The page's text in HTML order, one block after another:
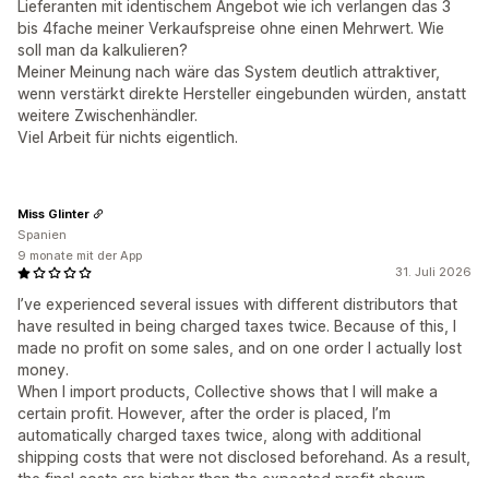
Lieferanten mit identischem Angebot wie ich verlangen das 3
bis 4fache meiner Verkaufspreise ohne einen Mehrwert. Wie
soll man da kalkulieren?
Meiner Meinung nach wäre das System deutlich attraktiver,
wenn verstärkt direkte Hersteller eingebunden würden, anstatt
weitere Zwischenhändler.
Viel Arbeit für nichts eigentlich.
31. Juli 2026
I’ve experienced several issues with different distributors that
have resulted in being charged taxes twice. Because of this, I
made no profit on some sales, and on one order I actually lost
money.
When I import products, Collective shows that I will make a
certain profit. However, after the order is placed, I’m
automatically charged taxes twice, along with additional
shipping costs that were not disclosed beforehand. As a result,
Miss Glinter
Spanien
9 monate mit der App